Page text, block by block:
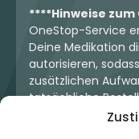
****Hinweise
OneStop-Service
Deine Medikation
autorisieren,
zusätzlichen
tatsächliche
erfolgt jedoch